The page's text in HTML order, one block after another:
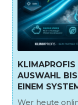
KLIMAPROFIS
AUSWAHL
EINEM
Wer heute